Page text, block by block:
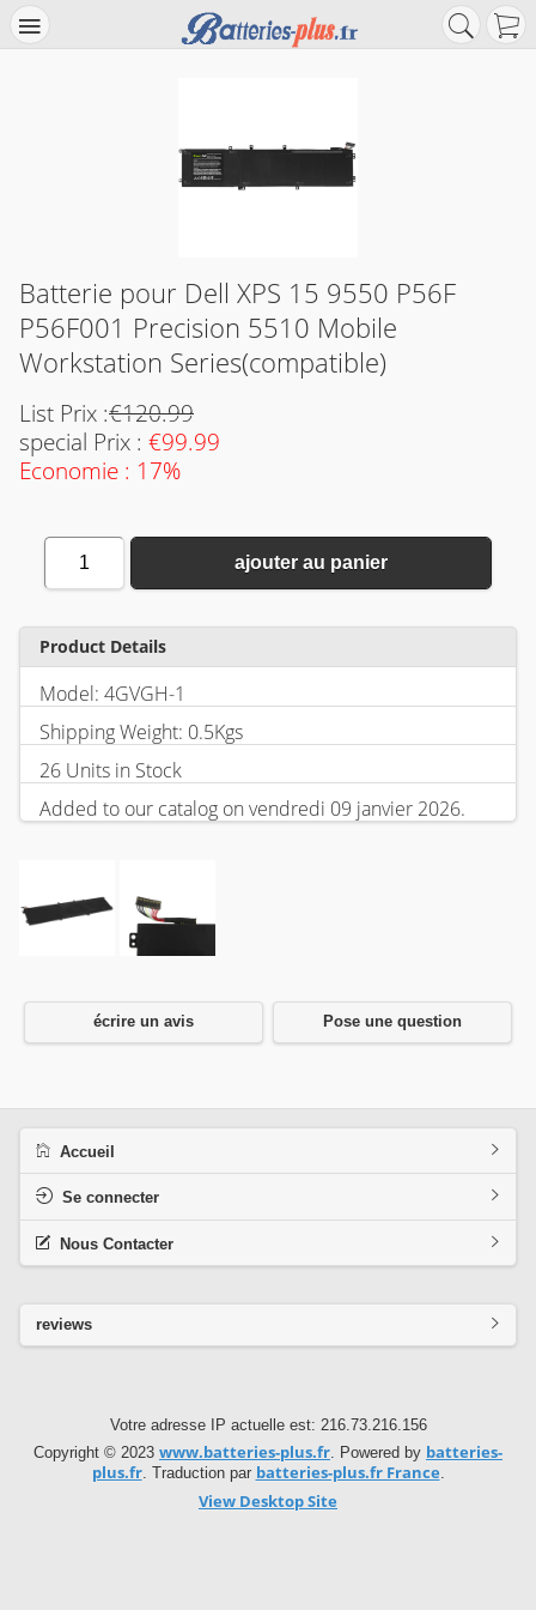
Batterie pour Dell XPS 15 9550 P56F
P56F001 Precision 5510 Mobile
Workstation Series(compatible)
List Prix :€120.99
special Prix : €99.99
Economie : 17%
1 ajouter au panier
Product Details
Model: 4GVGH-1
Shipping Weight: 0.5Kgs
26 Units in Stock
Added to our catalog on vendredi 09 janvier 2026.
écrire un avis Pose une question
Accueil
Se connecter
Nous Contacter
reviews
Votre adresse IP actuelle est: 216.73.216.156
Copyright © 2023 www.batteries-plus.fr. Powered by batteries-
plus.fr. Traduction par batteries-plus.fr France.
View Desktop Site